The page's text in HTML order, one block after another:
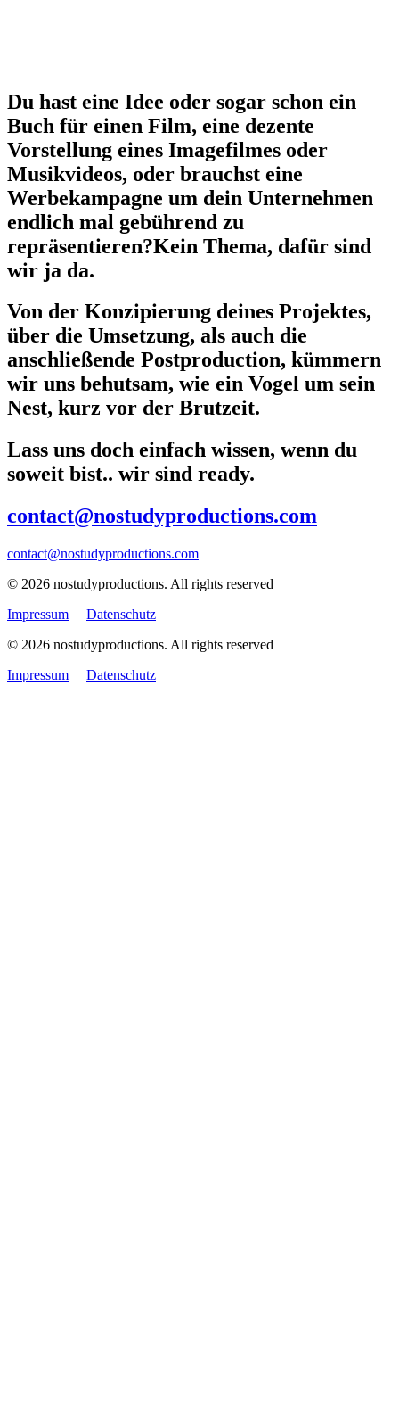
Du hast eine Idee oder sogar schon ein
Buch für einen Film, eine dezente
Vorstellung eines Imagefilmes oder
Musikvideos, oder brauchst eine
Werbekampagne um dein Unternehmen
endlich mal gebührend zu
repräsentieren?Kein Thema, dafür sind
wir ja da.
Von der Konzipierung deines Projektes,
über die Umsetzung, als auch die
anschließende Postproduction, kümmern
wir uns behutsam, wie ein Vogel um sein
Nest, kurz vor der Brutzeit.
Lass uns doch einfach wissen, wenn du
soweit bist.. wir sind ready.
contact@nostudyproductions.com
contact@nostudyproductions.com
© 2026 nostudyproductions. All rights reserved
Impressum
Datenschutz
© 2026 nostudyproductions. All rights reserved
Impressum
Datenschutz